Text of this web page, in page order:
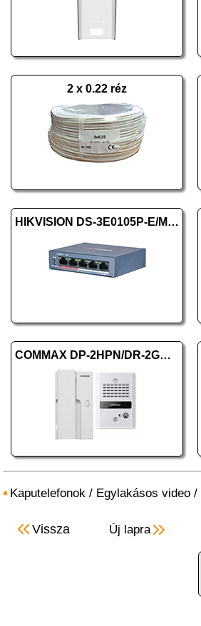
2 x 0.22 réz
HIKVISION DS-3E0105P-E/M (B)
COMMAX DP-2HPN/DR-2GNR (HKO)
Kaputelefonok / Egylakásos video /
Vissza Új lapra